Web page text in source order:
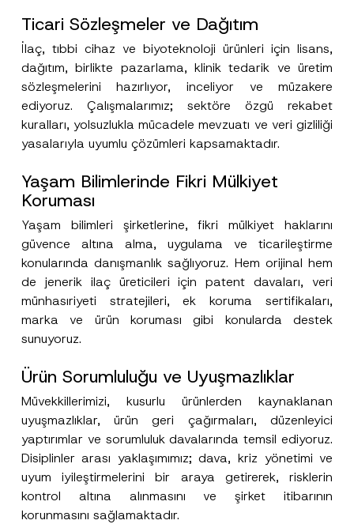
Ticari Sözleşmeler ve Dağıtım
İlaç, tıbbi cihaz ve biyoteknoloji ürünleri için lisans,
dağıtım, birlikte pazarlama, klinik tedarik ve üretim
sözleşmelerini hazırlıyor, inceliyor ve müzakere
ediyoruz. Çalışmalarımız; sektöre özgü rekabet
kuralları, yolsuzlukla mücadele mevzuatı ve veri gizliliği
yasalarıyla uyumlu çözümleri kapsamaktadır.
Yaşam Bilimlerinde Fikri Mülkiyet
Koruması
Yaşam bilimleri şirketlerine, fikri mülkiyet haklarını
güvence altına alma, uygulama ve ticarileştirme
konularında danışmanlık sağlıyoruz. Hem orijinal hem
de jenerik ilaç üreticileri için patent davaları, veri
münhasıriyeti stratejileri, ek koruma sertifikaları,
marka ve ürün koruması gibi konularda destek
sunuyoruz.
Ürün Sorumluluğu ve Uyuşmazlıklar
Müvekkillerimizi, kusurlu ürünlerden kaynaklanan
uyuşmazlıklar, ürün geri çağırmaları, düzenleyici
yaptırımlar ve sorumluluk davalarında temsil ediyoruz.
Disiplinler arası yaklaşımımız; dava, kriz yönetimi ve
uyum iyileştirmelerini bir araya getirerek, risklerin
kontrol altına alınmasını ve şirket itibarının
korunmasını sağlamaktadır.
Firma
Pozisyon
E-Posta Adresi*
Telefon Numarası
*
*
Konu *
i
a
c
N
t
e
*
verilerle ilgili
aydınlatma metni
ni okudum ve
anladım.
A
p
r
v
Bu iletişim formunu göndererek,aydınlatma
metni
nde açıklanan şekilde kişisel verilerimin
işlenmesine izin veriyorum.
GÖNDER